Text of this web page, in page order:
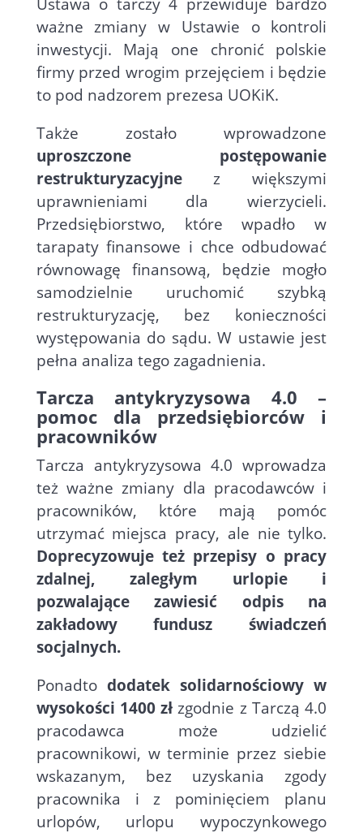
ważne zmiany w Ustawie o kontroli
inwestycji. Mają one chronić polskie
firmy przed wrogim przejęciem i będzie
to pod nadzorem prezesa UOKiK.
Także zostało wprowadzone
uproszczone postępowanie
restrukturyzacyjnez większymi
uprawnieniami dla wierzycieli.
Przedsiębiorstwo, które wpadło w
tarapaty finansowe i chce odbudować
równowagę finansową, będzie mogło
samodzielnie uruchomić szybką
restrukturyzację, bez konieczności
występowania do sądu. W ustawie jest
pełna analiza tego zagadnienia.
Tarcza antykryzysowa 4.0 –
pomoc dla przedsiębiorców i
pracowników
Tarcza antykryzysowa 4.0 wprowadza
też ważne zmiany dla pracodawców i
pracowników, które mają pomóc
utrzymać miejsca pracy, ale nie tylko.
Doprecyzowuje też przepisy o pracy
zdalnej, zaległym urlopie i
pozwalające zawiesić odpis na
zakładowy fundusz świadczeń
socjalnych.
Ponadto dodatek solidarnościowy w
wysokości 1400 zł zgodnie z Tarczą 4.0
pracodawca może udzielić
pracownikowi, w terminie przez siebie
wskazanym, bez uzyskania zgody
pracownika i z pominięciem planu
urlopów, urlopu wypoczynkowego